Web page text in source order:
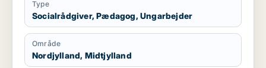
Type
Socialrådgiver, Pædagog, Ungarbejder
Område
Nordjylland, Midtjylland